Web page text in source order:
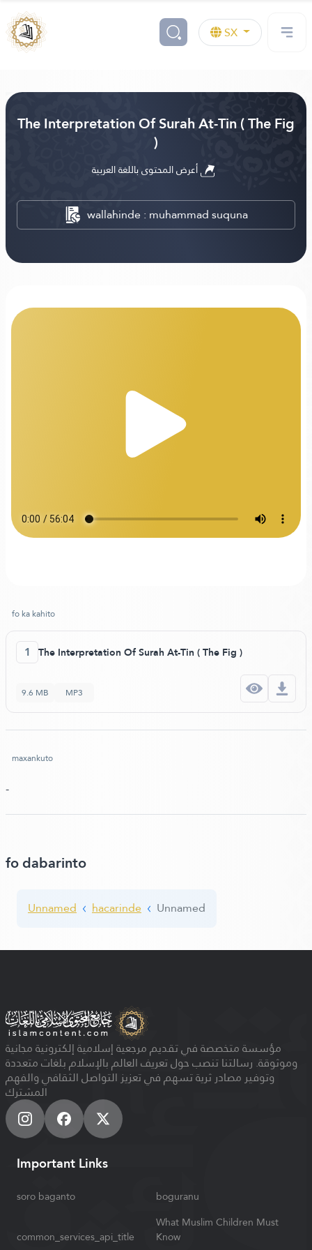
SX
The Interpretation Of Surah At-Tin ( The Fig
)
wallahinde : muhammad suquna
fo ka kahito
1 The Interpretation Of Surah At-Tin ( The Fig )
9.6 MB MP3
maxankuto
-
fo dabarinto
Unnamed hacarinde Unnamed
مؤسسة متخصصة في تقديم مرجعية إسلامية إلكترونية مجانية
وموثوقة. رسالتنا تنصب حول تعريف العالم بالإسلام بلغات متعددة
وتوفير مصادر ثرية تسهم في تعزيز التواصل الثقافي والفهم
المشترك
Important Links
soro baganto boguranu
common_services_api_title
What Muslim Children Must
Know